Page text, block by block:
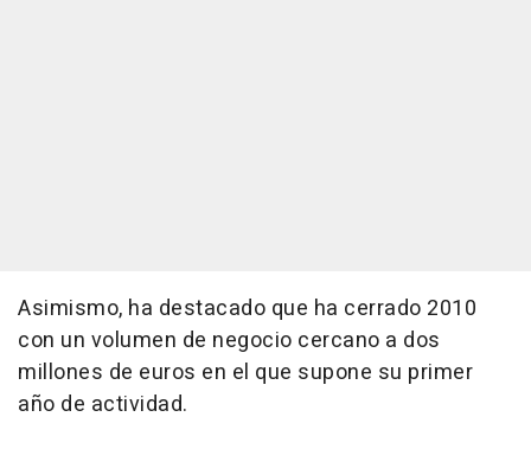
Asimismo, ha destacado que ha cerrado 2010
con un volumen de negocio cercano a dos
millones de euros en el que supone su primer
año de actividad.